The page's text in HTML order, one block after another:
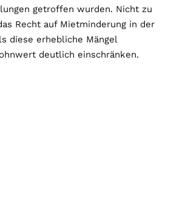
getroffen wurden. Nicht zu
Recht auf Mietminderung in der
diese erhebliche Mängel
deutlich einschränken.